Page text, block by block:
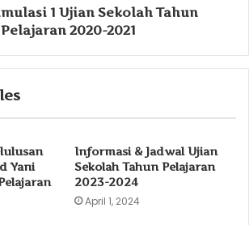
1 Ujian Sekolah Tahun
Pelajaran 2020-2021
Yani
Informasi & Jadwal Ujian
Sekolah Tahun Pelajaran
2023-2024
April 1, 2024